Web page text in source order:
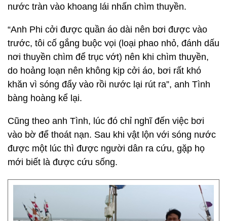
nước tràn vào khoang lái nhấn chìm thuyền.
“Anh Phi cởi được quần áo dài nên bơi được vào
trước, tôi cố gắng buộc vọi (loại phao nhỏ, đánh dấu
nơi thuyền chìm để trục vớt) nên khi chìm thuyền,
do hoảng loạn nên không kịp cởi áo, bơi rất khó
khăn vì sóng đẩy vào rồi nước lại rút ra”, anh Tình
bàng hoàng kể lại.
Cũng theo anh Tình, lúc đó chỉ nghĩ đến việc bơi
vào bờ để thoát nạn. Sau khi vật lộn với sóng nước
được một lúc thì được người dân ra cứu, gặp họ
mới biết là được cứu sống.